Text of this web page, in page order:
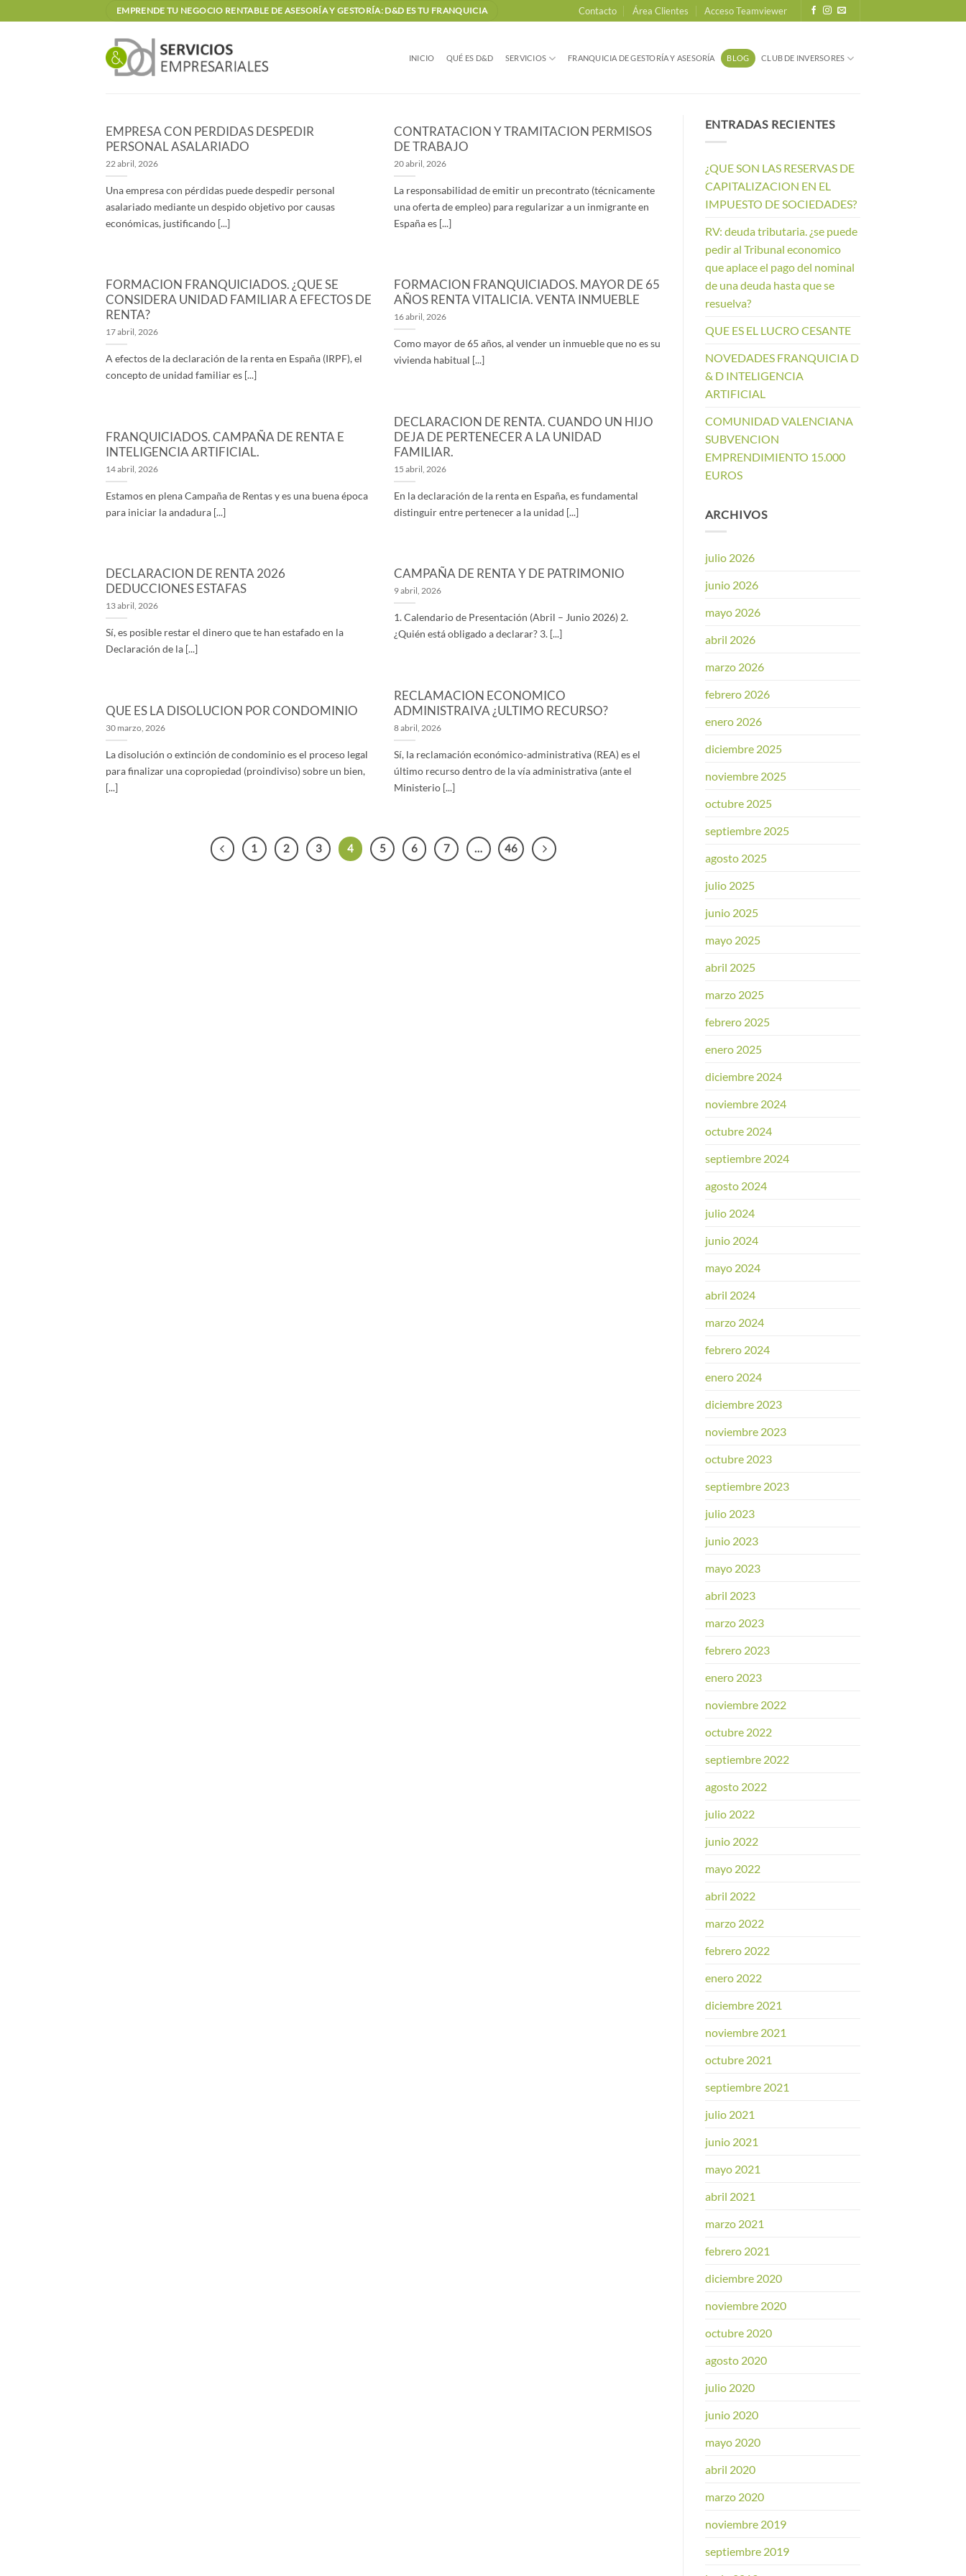
al
EMPRENDE TU NEGOCIO RENTABLE DE ASESORÍA Y GESTORÍA: D&D ES TU FRANQUICIA Contacto Área Clientes Acceso Teamviewer
INICIO QUÉ ES D&D SERVICIOS FRANQUICIA DE GESTORÍA Y ASESORÍA BLOG CLUB DE INVERSORES
EMPRESA CON PERDIDAS DESPEDIR
PERSONAL ASALARIADO
22 abril, 2026
Una empresa con pérdidas puede despedir personal
asalariado mediante un despido objetivo por causas
económicas, justificando [...]
CONTRATACION Y TRAMITACION PERMISOS
DE TRABAJO
20 abril, 2026
La responsabilidad de emitir un precontrato (técnicamente
una oferta de empleo) para regularizar a un inmigrante en
España es [...]
FORMACION FRANQUICIADOS. ¿QUE SE
CONSIDERA UNIDAD FAMILIAR A EFECTOS DE
RENTA?
17 abril, 2026
A efectos de la declaración de la renta en España (IRPF), el
concepto de unidad familiar es [...]
FORMACION FRANQUICIADOS. MAYOR DE 65
AÑOS RENTA VITALICIA. VENTA INMUEBLE
16 abril, 2026
Como mayor de 65 años, al vender un inmueble que no es su
vivienda habitual [...]
DECLARACION DE RENTA. CUANDO UN HIJO
DEJA DE PERTENECER A LA UNIDAD
FAMILIAR.
15 abril, 2026
En la declaración de la renta en España, es fundamental
distinguir entre pertenecer a la unidad [...]
FRANQUICIADOS. CAMPAÑA DE RENTA E
INTELIGENCIA ARTIFICIAL.
14 abril, 2026
Estamos en plena Campaña de Rentas y es una buena época
para iniciar la andadura [...]
DECLARACION DE RENTA 2026
DEDUCCIONES ESTAFAS
13 abril, 2026
Sí, es posible restar el dinero que te han estafado en la
Declaración de la [...]
CAMPAÑA DE RENTA Y DE PATRIMONIO
9 abril, 2026
1. Calendario de Presentación (Abril – Junio 2026) 2.
¿Quién está obligado a declarar? 3. [...]
RECLAMACION ECONOMICO
ADMINISTRAIVA ¿ULTIMO RECURSO?
8 abril, 2026
Sí, la reclamación económico-administrativa (REA) es el
último recurso dentro de la vía administrativa (ante el
Ministerio [...]
QUE ES LA DISOLUCION POR CONDOMINIO
30 marzo, 2026
La disolución o extinción de condominio es el proceso legal
para finalizar una copropiedad (proindiviso) sobre un bien,
[...]
1 2 3 4 5 6 7 … 46
ENTRADAS RECIENTES
¿QUE SON LAS RESERVAS DE
CAPITALIZACION EN EL
IMPUESTO DE SOCIEDADES?
RV: deuda tributaria. ¿se puede
pedir al Tribunal economico
que aplace el pago del nominal
de una deuda hasta que se
resuelva?
QUE ES EL LUCRO CESANTE
NOVEDADES FRANQUICIA D
& D INTELIGENCIA
ARTIFICIAL
COMUNIDAD VALENCIANA
SUBVENCION
EMPRENDIMIENTO 15.000
EUROS
ARCHIVOS
julio 2026
junio 2026
mayo 2026
abril 2026
marzo 2026
febrero 2026
enero 2026
diciembre 2025
noviembre 2025
octubre 2025
septiembre 2025
agosto 2025
julio 2025
junio 2025
mayo 2025
abril 2025
marzo 2025
febrero 2025
enero 2025
diciembre 2024
noviembre 2024
octubre 2024
septiembre 2024
agosto 2024
julio 2024
junio 2024
mayo 2024
abril 2024
marzo 2024
febrero 2024
enero 2024
diciembre 2023
noviembre 2023
octubre 2023
septiembre 2023
julio 2023
junio 2023
mayo 2023
abril 2023
marzo 2023
febrero 2023
enero 2023
noviembre 2022
octubre 2022
septiembre 2022
agosto 2022
julio 2022
junio 2022
mayo 2022
abril 2022
marzo 2022
febrero 2022
enero 2022
diciembre 2021
noviembre 2021
octubre 2021
septiembre 2021
julio 2021
junio 2021
mayo 2021
abril 2021
marzo 2021
febrero 2021
diciembre 2020
noviembre 2020
octubre 2020
agosto 2020
julio 2020
junio 2020
mayo 2020
abril 2020
marzo 2020
noviembre 2019
septiembre 2019